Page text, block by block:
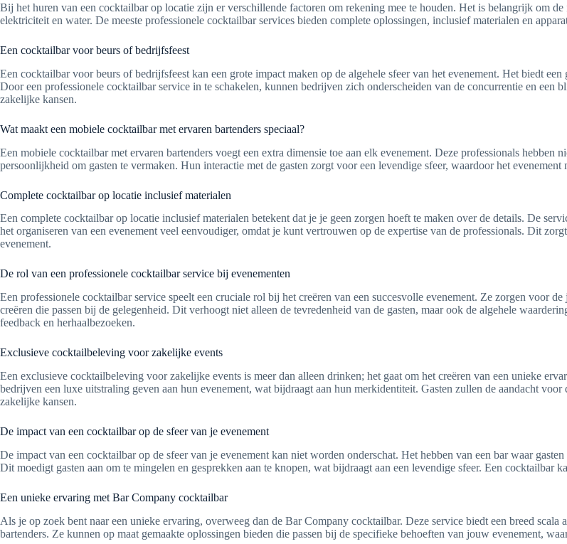
Bij het huren van een cocktailbar op locatie zijn er verschillende factoren om rekening mee te houden. Het is belangrijk om
elektriciteit en water. De meeste professionele cocktailbar services bieden complete oplossingen, inclusief materialen en
Een cocktailbar voor beurs of bedrijfsfeest
Een cocktailbar voor beurs of bedrijfsfeest kan een grote impact maken op de algehele sfeer van het evenement. Het biedt
Door een professionele cocktailbar service in te schakelen, kunnen bedrijven zich onderscheiden van de concurrentie en
zakelijke kansen.
Wat maakt een mobiele cocktailbar met ervaren bartenders speciaal?
Een mobiele cocktailbar met ervaren bartenders voegt een extra dimensie toe aan elk evenement. Deze professionals
persoonlijkheid om gasten te vermaken. Hun interactie met de gasten zorgt voor een levendige sfeer, waardoor het
Complete cocktailbar op locatie inclusief materialen
Een complete cocktailbar op locatie inclusief materialen betekent dat je je geen zorgen hoeft te maken over de details. De
het organiseren van een evenement veel eenvoudiger, omdat je kunt vertrouwen op de expertise van de professionals. Dit
evenement.
De rol van een professionele cocktailbar service bij evenementen
Een professionele cocktailbar service speelt een cruciale rol bij het creëren van een succesvolle evenement. Ze zorgen voor
creëren die passen bij de gelegenheid. Dit verhoogt niet alleen de tevredenheid van de gasten, maar ook de algehele
feedback en herhaalbezoeken.
Exclusieve cocktailbeleving voor zakelijke events
Een exclusieve cocktailbeleving voor zakelijke events is meer dan alleen drinken; het gaat om het creëren van een unieke
bedrijven een luxe uitstraling geven aan hun evenement, wat bijdraagt aan hun merkidentiteit. Gasten zullen de aandacht
zakelijke kansen.
De impact van een cocktailbar op de sfeer van je evenement
De impact van een cocktailbar op de sfeer van je evenement kan niet worden onderschat. Het hebben van een bar waar
Dit moedigt gasten aan om te mingelen en gesprekken aan te knopen, wat bijdraagt aan een levendige sfeer. Een cocktailbar
Een unieke ervaring met Bar Company cocktailbar
Als je op zoek bent naar een unieke ervaring, overweeg dan de Bar Company cocktailbar. Deze service biedt een breed
bartenders. Ze kunnen op maat gemaakte oplossingen bieden die passen bij de specifieke behoeften van jouw evenement,